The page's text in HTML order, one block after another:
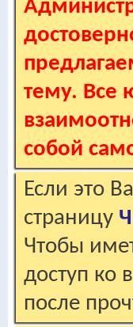
тему. Все
собой
Если это
страницу
Чтобы
доступ ко
после